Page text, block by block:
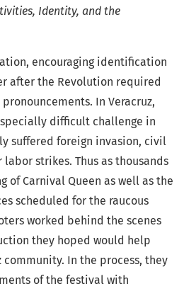
Identity, and the
encouraging identification
after the Revolution required
In Veracruz,
difficult challenge in
suffered foreign invasion, civil
strikes. Thus as thousands
of Carnival Queen as well as the
scheduled for the raucous
worked behind the scenes
they hoped would help
In the process, they
of the festival with